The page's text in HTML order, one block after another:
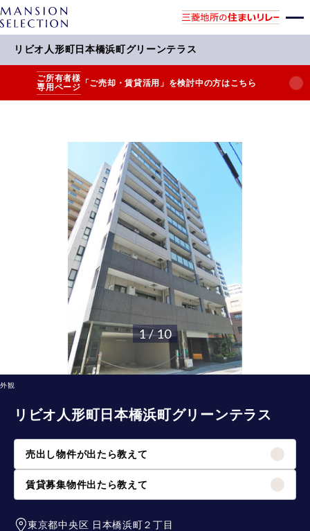
リビオ人形町日本橋浜町グリーンテラス
ご所有者様
専用ページ 「ご売却・賃貸活用」を検討中の方はこちら
外観
1 / 10
リビオ人形町日本橋浜町グリーンテラス
売出し物件が出たら教えて
賃貸募集物件出たら教えて
東京都中央区 日本橋浜町２丁目